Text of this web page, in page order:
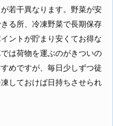
若干異なります。野菜が安
る所、冷凍野菜で長期保存
ントが貯まり安くてお得な
は荷物を運ぶのがきついの
めですが、毎日少しずつ徒
しておけば日持ちさせられ